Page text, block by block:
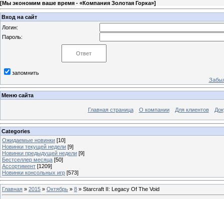
[Мы экономим ваше время - «Компания Золотая Горка»]
Вход на сайт
Логин:
Пароль:
запомнить
Меню сайта
Главная страница О компании Для клиентов
Categories
Ожидаемые новинки [10]
Новинки текущей недели [9]
Новинки предыдущей недели [9]
Бестселлер месяца [50]
Ассортимент [1209]
Новинки консольных игр [573]
Главная » 2015 » Октябрь » 8 » Starcraft II: Legacy Of The Void